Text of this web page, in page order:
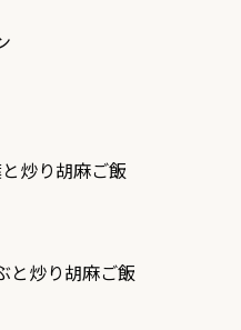
炒り胡麻ご飯
炒り胡麻ご飯